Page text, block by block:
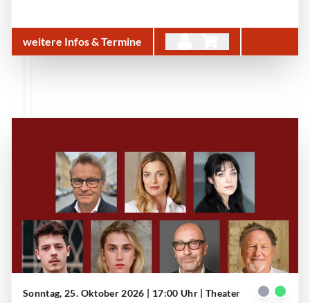
weitere Infos & Termine
Sonntag, 25. Oktober 2026 | 17:00 Uhr | Theater